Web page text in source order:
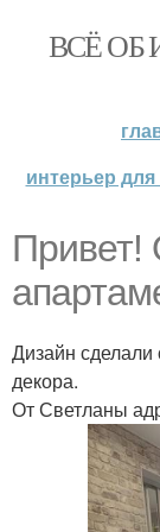
ВСЁ ОБ
интерьер
Привет!
Дизайн
декора.
От Светланы